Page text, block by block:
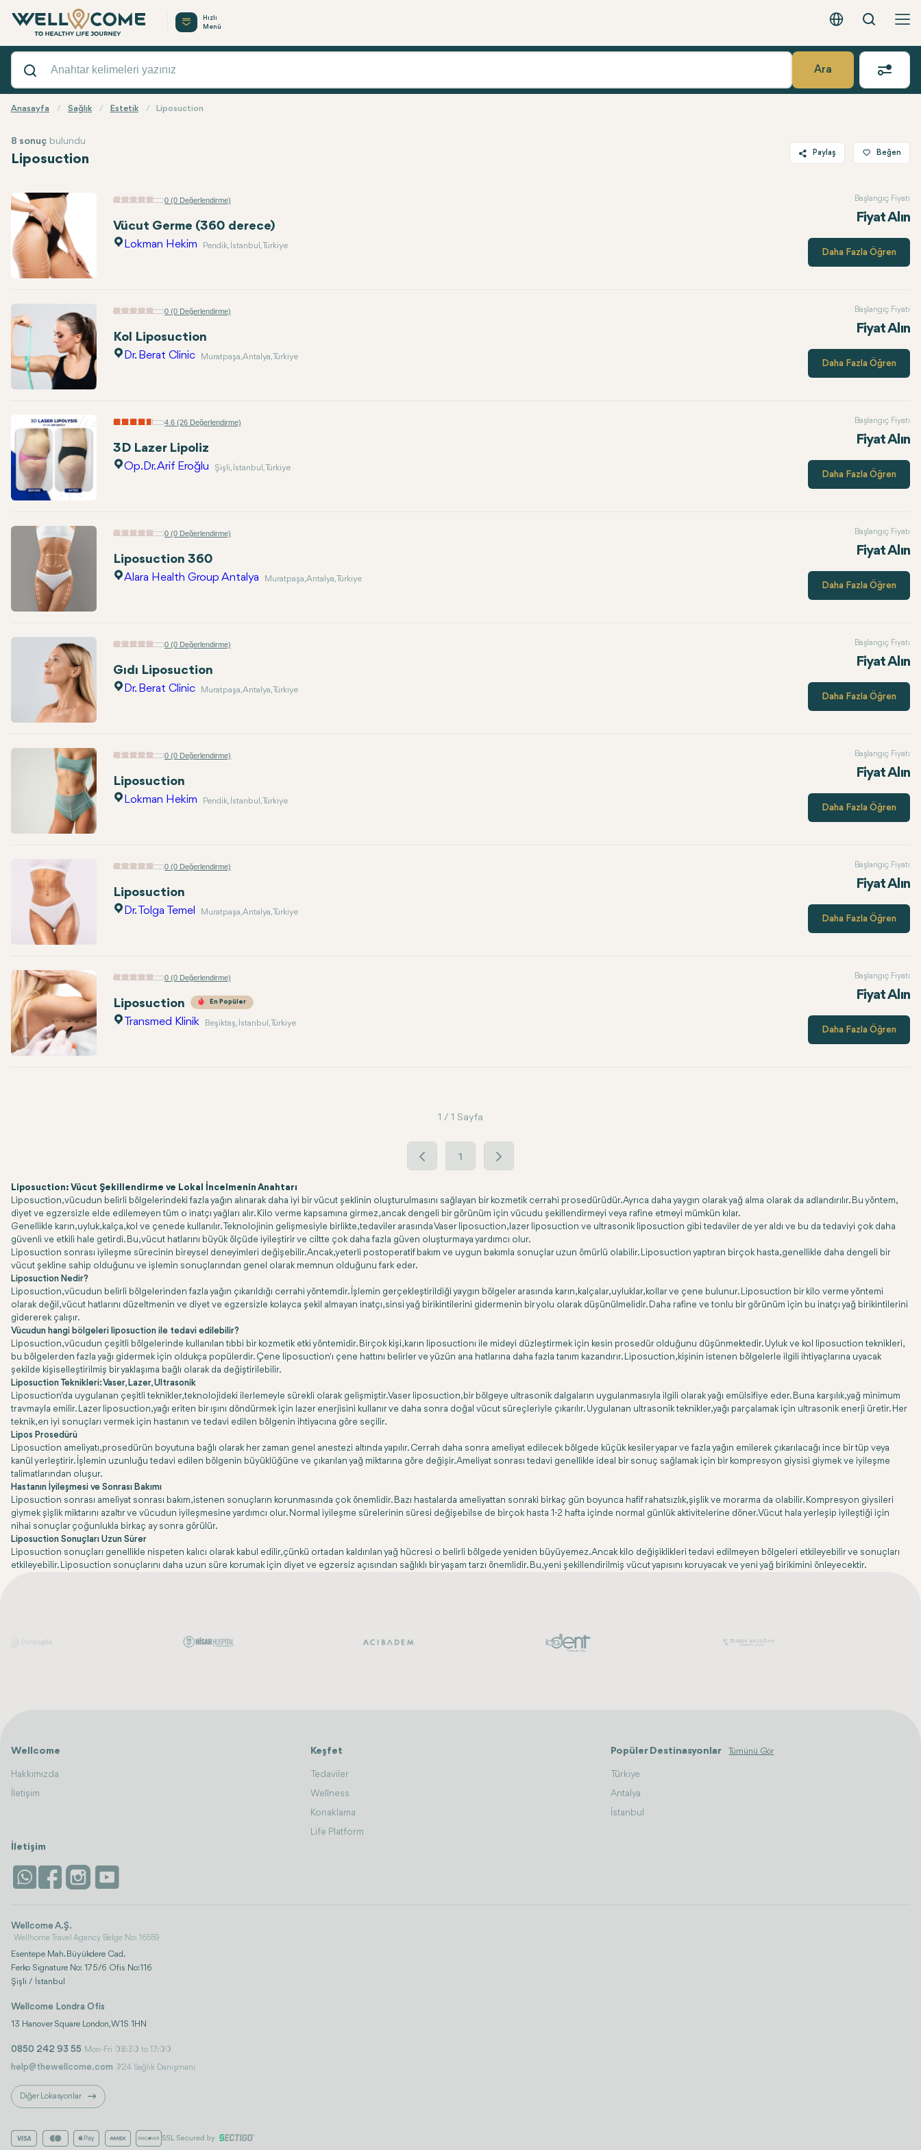
Türkçe - EUR
Arama
Hızlı
Menü
Ara
Anasayfa Sağlık Estetik Liposuction
Liposuction
8 sonuç bulundu
Paylaş
Telegram
Beğen
0 (0 Değerlendirme)
Vücut Germe (360 derece)
Lokman Hekim Pendik, İstanbul, Türkiye
Başlangıç Fiyatı
Fiyat Alın
Daha Fazla Öğren
0 (0 Değerlendirme)
Kol Liposuction
Dr. Berat Clinic Muratpaşa, Antalya, Türkiye
Başlangıç Fiyatı
Fiyat Alın
Daha Fazla Öğren
4.6 (26 Değerlendirme)
3D Lazer Lipoliz
Op.Dr. Arif Eroğlu Şişli, İstanbul, Türkiye
Başlangıç Fiyatı
Fiyat Alın
Daha Fazla Öğren
0 (0 Değerlendirme)
Liposuction 360
Alara Health Group Antalya Muratpaşa, Antalya, Türkiye
Başlangıç Fiyatı
Fiyat Alın
Daha Fazla Öğren
0 (0 Değerlendirme)
Gıdı Liposuction
Dr. Berat Clinic Muratpaşa, Antalya, Türkiye
Başlangıç Fiyatı
Fiyat Alın
Daha Fazla Öğren
0 (0 Değerlendirme)
Liposuction
Lokman Hekim Pendik, İstanbul, Türkiye
Başlangıç Fiyatı
Fiyat Alın
Daha Fazla Öğren
0 (0 Değerlendirme)
Liposuction
Dr. Tolga Temel Muratpaşa, Antalya, Türkiye
Başlangıç Fiyatı
Fiyat Alın
Daha Fazla Öğren
0 (0 Değerlendirme)
Liposuction En Popüler
Transmed Klinik Beşiktaş, İstanbul, Türkiye
Başlangıç Fiyatı
Fiyat Alın
Daha Fazla Öğren
1 / 1 Sayfa
1
Liposuction: Vücut Şekillendirme ve Lokal İncelmenin Anahtarı
Liposuction, vücudun belirli bölgelerindeki fazla yağın alınarak daha iyi bir vücut şeklinin oluşturulmasını sağlayan bir kozmetik cerrahi prosedürüdür. Ayrıca daha yaygın olarak yağ alma olarak da adlandırılır. Bu yöntem,
diyet ve egzersizle elde edilemeyen tüm o inatçı yağları alır. Kilo verme kapsamına girmez, ancak dengeli bir görünüm için vücudu şekillendirmeyi veya rafine etmeyi mümkün kılar.
Genellikle karın, uyluk, kalça, kol ve çenede kullanılır. Teknolojinin gelişmesiyle birlikte, tedaviler arasında Vaser liposuction, lazer liposuction ve ultrasonik liposuction gibi tedaviler de yer aldı ve bu da tedaviyi çok daha
güvenli ve etkili hale getirdi. Bu, vücut hatlarını büyük ölçüde iyileştirir ve ciltte çok daha fazla güven oluşturmaya yardımcı olur.
Liposuction sonrası iyileşme sürecinin bireysel deneyimleri değişebilir. Ancak, yeterli postoperatif bakım ve uygun bakımla sonuçlar uzun ömürlü olabilir. Liposuction yaptıran birçok hasta, genellikle daha dengeli bir
vücut şekline sahip olduğunu ve işlemin sonuçlarından genel olarak memnun olduğunu fark eder.
Liposuction Nedir?
Liposuction, vücudun belirli bölgelerinden fazla yağın çıkarıldığı cerrahi yöntemdir. İşlemin gerçekleştirildiği yaygın bölgeler arasında karın, kalçalar, uyluklar, kollar ve çene bulunur. Liposuction bir kilo verme yöntemi
olarak değil, vücut hatlarını düzeltmenin ve diyet ve egzersizle kolayca şekil almayan inatçı, sinsi yağ birikintilerini gidermenin bir yolu olarak düşünülmelidir. Daha rafine ve tonlu bir görünüm için bu inatçı yağ birikintilerini
gidererek çalışır.
Vücudun hangi bölgeleri liposuction ile tedavi edilebilir?
Liposuction, vücudun çeşitli bölgelerinde kullanılan tıbbi bir kozmetik etki yöntemidir. Birçok kişi, karın liposuctionı ile mideyi düzleştirmek için kesin prosedür olduğunu düşünmektedir. Uyluk ve kol liposuction teknikleri,
bu bölgelerden fazla yağı gidermek için oldukça popülerdir. Çene liposuction'ı çene hattını belirler ve yüzün ana hatlarına daha fazla tanım kazandırır. Liposuction, kişinin istenen bölgelerle ilgili ihtiyaçlarına uyacak
şekilde kişiselleştirilmiş bir yaklaşıma bağlı olarak da değiştirilebilir.
Liposuction Teknikleri: Vaser, Lazer, Ultrasonik
Liposuction'da uygulanan çeşitli teknikler, teknolojideki ilerlemeyle sürekli olarak gelişmiştir. Vaser liposuction, bir bölgeye ultrasonik dalgaların uygulanmasıyla ilgili olarak yağı emülsifiye eder. Buna karşılık, yağ minimum
travmayla emilir. Lazer liposuction, yağı eriten bir ışını döndürmek için lazer enerjisini kullanır ve daha sonra doğal vücut süreçleriyle çıkarılır. Uygulanan ultrasonik teknikler, yağı parçalamak için ultrasonik enerji üretir. Her
teknik, en iyi sonuçları vermek için hastanın ve tedavi edilen bölgenin ihtiyacına göre seçilir.
Lipos Prosedürü
Liposuction ameliyatı, prosedürün boyutuna bağlı olarak her zaman genel anestezi altında yapılır. Cerrah daha sonra ameliyat edilecek bölgede küçük kesiler yapar ve fazla yağın emilerek çıkarılacağı ince bir tüp veya
kanül yerleştirir. İşlemin uzunluğu tedavi edilen bölgenin büyüklüğüne ve çıkarılan yağ miktarına göre değişir. Ameliyat sonrası tedavi genellikle ideal bir sonuç sağlamak için bir kompresyon giysisi giymek ve iyileşme
talimatlarından oluşur.
Hastanın İyileşmesi ve Sonrası Bakımı
Liposuction sonrası ameliyat sonrası bakım, istenen sonuçların korunmasında çok önemlidir. Bazı hastalarda ameliyattan sonraki birkaç gün boyunca hafif rahatsızlık, şişlik ve morarma da olabilir. Kompresyon giysileri
giymek şişlik miktarını azaltır ve vücudun iyileşmesine yardımcı olur. Normal iyileşme sürelerinin süresi değişebilse de birçok hasta 1-2 hafta içinde normal günlük aktivitelerine döner. Vücut hala yerleşip iyileştiği için
nihai sonuçlar çoğunlukla birkaç ay sonra görülür.
Liposuction Sonuçları Uzun Sürer
Liposuction sonuçları genellikle nispeten kalıcı olarak kabul edilir, çünkü ortadan kaldırılan yağ hücresi o belirli bölgede yeniden büyüyemez. Ancak kilo değişiklikleri tedavi edilmeyen bölgeleri etkileyebilir ve sonuçları
etkileyebilir. Liposuction sonuçlarını daha uzun süre korumak için diyet ve egzersiz açısından sağlıklı bir yaşam tarzı önemlidir. Bu, yeni şekillendirilmiş vücut yapısını koruyacak ve yeni yağ birikimini önleyecektir.
Wellcome
Hakkımızda
İletişim
Keşfet
Tedaviler
Wellness
Konaklama
Life Platform
Popüler Destinasyonlar Tümünü Gör
Türkiye
Antalya
İstanbul
İletişim
Wellcome A.Ş.
Wellhome Travel Agency Belge No: 16559
Esentepe Mah. Büyükdere Cad.
Ferko Signature No: 175/6 Ofis No:116
Şişli / İstanbul
Wellcome Londra Ofis
13 Hanover Square London, W1S 1HN
0850 242 93 55 Mon-Fri 08:30 to 17:00
help@thewellcome.com 7/24 Sağlık Danışmanı
Diğer Lokasyonlar